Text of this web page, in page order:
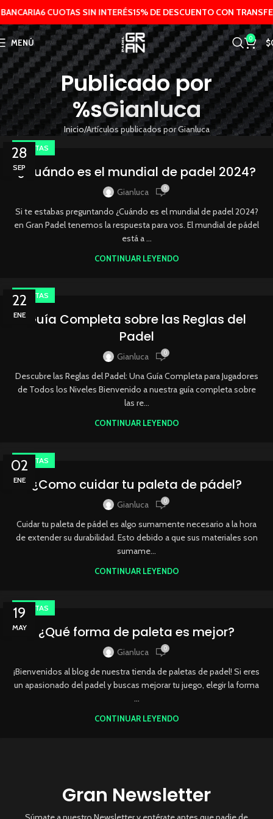
MENÚ 0 $
Publicado por
%sGianluca
Inicio Artículos publicados por Gianluca
28
SEP
PALETAS
¿Cuándo es el mundial de padel 2024?
Gianluca 0
Si te estabas preguntando ¿Cuándo es el mundial de padel 2024?
en Gran Padel tenemos la respuesta para vos. El mundial de pádel
está a ...
CONTINUAR LEYENDO
22
ENE
PALETAS
Guía Completa sobre las Reglas del
Padel
Gianluca 0
Descubre las Reglas del Padel: Una Guía Completa para Jugadores
de Todos los Niveles Bienvenido a nuestra guía completa sobre
las re...
CONTINUAR LEYENDO
02
ENE
PALETAS
¿Como cuidar tu paleta de pádel?
Gianluca 0
Cuidar tu paleta de pádel es algo sumamente necesario a la hora
de extender su durabilidad. Esto debido a que sus materiales son
sumame...
CONTINUAR LEYENDO
19
MAY
PALETAS
¿Qué forma de paleta es mejor?
Gianluca 0
¡Bienvenidos al blog de nuestra tienda de paletas de padel! Si eres
un apasionado del padel y buscas mejorar tu juego, elegir la forma
...
CONTINUAR LEYENDO
Gran Newsletter
6 CUOTAS SIN INTERÉS15% DE DESCUENTO CON